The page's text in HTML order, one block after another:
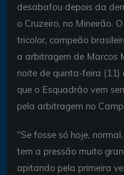
desabafou depois da
o Cruzeiro, no Mineirão.
tricolor, campeão
a arbitragem de Marcos
noite de quinta-feira (11)
que o Esquadrão vem
pela arbitragem no
"Se fosse só hoje,
tem a pressão muito
apitando pela primeira